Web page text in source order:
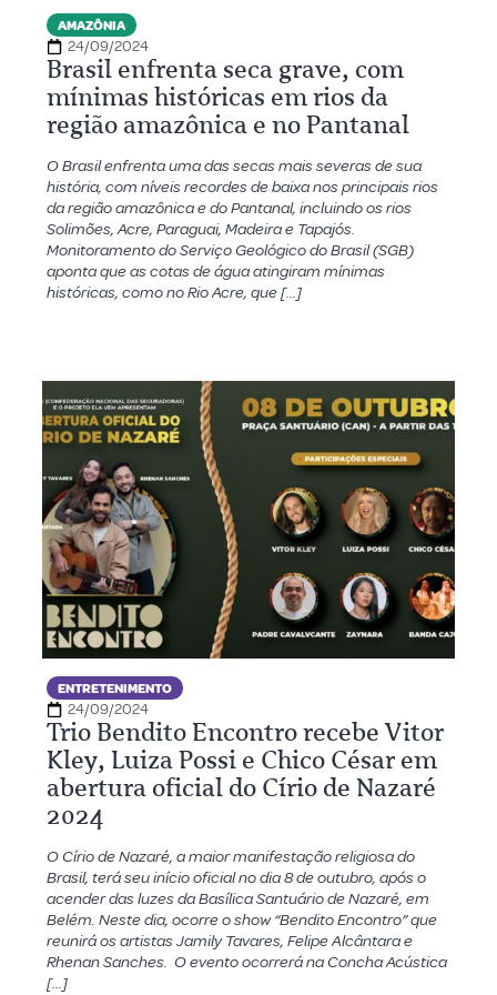
AMAZÔNIA
24/09/2024
Brasil enfrenta seca grave, com
mínimas históricas em rios da
região amazônica e no Pantanal
O Brasil enfrenta uma das secas mais severas de sua
história, com níveis recordes de baixa nos principais rios
da região amazônica e do Pantanal, incluindo os rios
Solimões, Acre, Paraguai, Madeira e Tapajós.
Monitoramento do Serviço Geológico do Brasil (SGB)
aponta que as cotas de água atingiram mínimas
históricas, como no Rio Acre, que […]
ENTRETENIMENTO
24/09/2024
Trio Bendito Encontro recebe Vitor
Kley, Luiza Possi e Chico César em
abertura oficial do Círio de Nazaré
2024
O Círio de Nazaré, a maior manifestação religiosa do
Brasil, terá seu início oficial no dia 8 de outubro, após o
acender das luzes da Basílica Santuário de Nazaré, em
Belém. Neste dia, ocorre o show “Bendito Encontro” que
reunirá os artistas Jamily Tavares, Felipe Alcântara e
Rhenan Sanches. O evento ocorrerá na Concha Acústica
[…]